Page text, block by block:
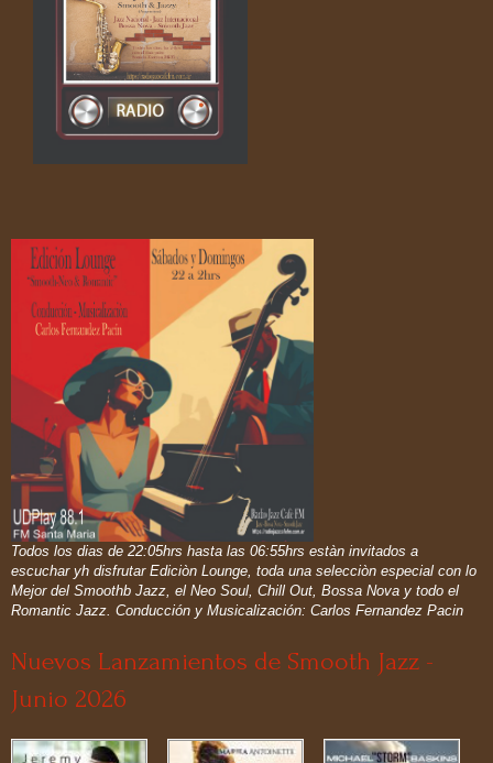
Todos los dias de 22:05hrs hasta las 06:55hrs estàn invitados a
escuchar yh disfrutar Ediciòn Lounge, toda una selecciòn especial con lo
Mejor del Smoothb Jazz, el Neo Soul, Chill Out, Bossa Nova y todo el
Romantic Jazz. Conducción y Musicalización: Carlos Fernandez Pacin
Nuevos Lanzamientos de Smooth Jazz -
Junio 2026